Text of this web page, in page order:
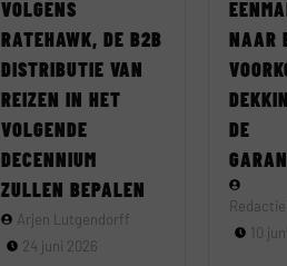
VOLGENS
RATEHAWK, DE B2B
DISTRIBUTIE VAN
REIZEN IN HET
VOLGENDE
DECENNIUM
ZULLEN BEPALEN
Arjen Lutgendorff
24 juni 2026
NAAR
DE
Redactie
10